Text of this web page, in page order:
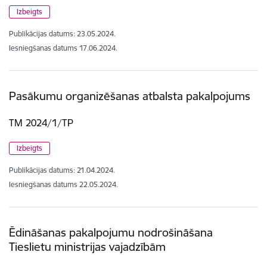
Izbeigts
Publikācijas datums: 23.05.2024.
Iesniegšanas datums 17.06.2024.
Pasākumu organizēšanas atbalsta pakalpojums
TM 2024/1/TP
Izbeigts
Publikācijas datums: 21.04.2024.
Iesniegšanas datums 22.05.2024.
Ēdināšanas pakalpojumu nodrošināšana
Tieslietu ministrijas vajadzībām